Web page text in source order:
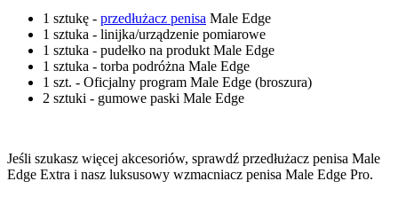
1 sztukę - przedłużacz penisa Male Edge
1 sztuka - linijka/urządzenie pomiarowe
1 sztuka - pudełko na produkt Male Edge
1 sztuka - torba podróżna Male Edge
1 szt. - Oficjalny program Male Edge (broszura)
2 sztuki - gumowe paski Male Edge
Jeśli szukasz więcej akcesoriów, sprawdź przedłużacz penisa Male
Edge Extra i nasz luksusowy wzmacniacz penisa Male Edge Pro.